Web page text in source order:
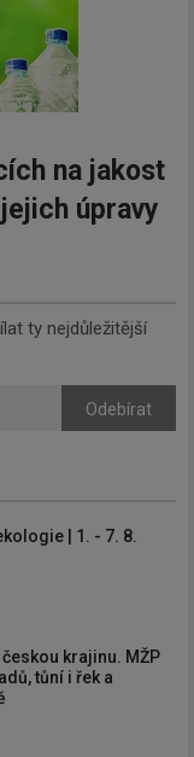
na jakost
úpravy
ty nejdůležitější
Odebírat
| 1. - 7. 8.
krajinu. MŽP
tůní i řek a